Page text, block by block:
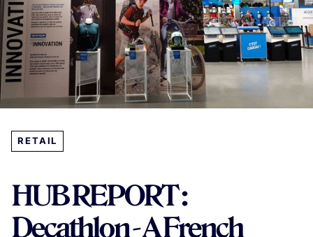
RETAIL
HUB REPORT :
Decathlon - A French